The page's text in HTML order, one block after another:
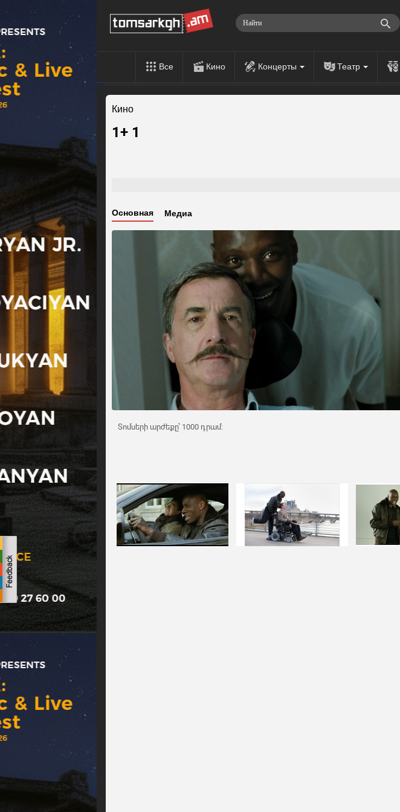
Все Кино Концерты Театр
Кино
1+ 1
Основная Медиа
Տոմսերի արժեքը՝ 1000 դրամ: